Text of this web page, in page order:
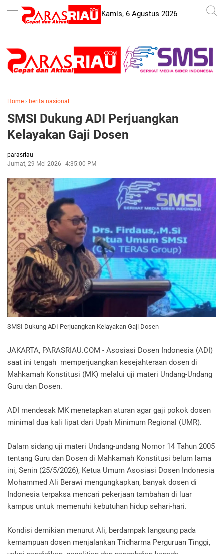
-->
Kamis, 6 Agustus 2026
Home › berita nasional
SMSI Dukung ADI Perjuangkan
Kelayakan Gaji Dosen
parasriau
Jumat, 29 Mei 2026
4:35:00 PM
SMSI Dukung ADI Perjuangkan Kelayakan Gaji Dosen
JAKARTA, PARASRIAU.COM - Asosiasi Dosen Indonesia (ADI)
saat ini tengah memperjuangkan kesejahteraan dosen di
Mahkamah Konstitusi (MK) melalui uji materi Undang-Undang
Guru dan Dosen.
ADI mendesak MK menetapkan aturan agar gaji pokok dosen
minimal dua kali lipat dari Upah Minimum Regional (UMR).
Dalam sidang uji materi Undang-undang Nomor 14 Tahun 2005
tentang Guru dan Dosen di Mahkamah Konstitusi belum lama
ini, Senin (25/5/2026), Ketua Umum Asosiasi Dosen Indonesia
Mohammed Ali Berawi mengungkapkan, banyak dosen di
Indonesia terpaksa mencari pekerjaan tambahan di luar
kampus untuk memenuhi kebutuhan hidup sehari-hari.
Kondisi demikian menurut Ali, berdampak langsung pada
kemampuan dosen menjalankan Tridharma Perguruan Tinggi,